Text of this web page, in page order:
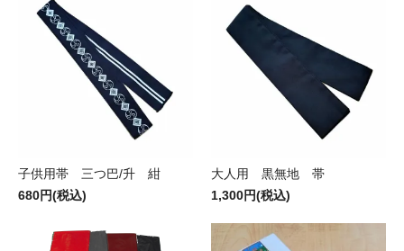
子供用帯 三つ巴/升 紺
680円(税込)
大人用 黒無地 帯
1,300円(税込)